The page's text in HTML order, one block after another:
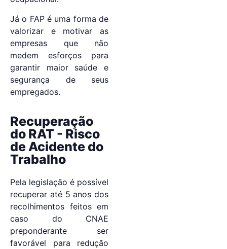
Já o FAP é uma forma de
valorizar e motivar as
empresas que não
medem esforços para
garantir maior saúde e
segurança de seus
empregados.
Recuperação
do RAT - Risco
de Acidente do
Trabalho
Pela legislação é possível
recuperar até 5 anos dos
recolhimentos feitos em
caso do CNAE
preponderante ser
favorável para redução